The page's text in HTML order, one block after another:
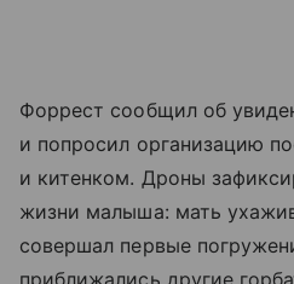
Форрест сообщил об
и попросил организацию
и китенком. Дроны
жизни малыша: мать
совершал первые